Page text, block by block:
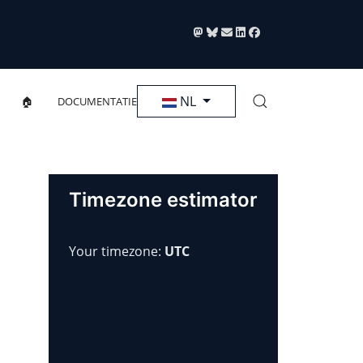
🏠 DOCUMENTATIESelecteer de taal
NL
Timezone estimator
Your timezone: UTC